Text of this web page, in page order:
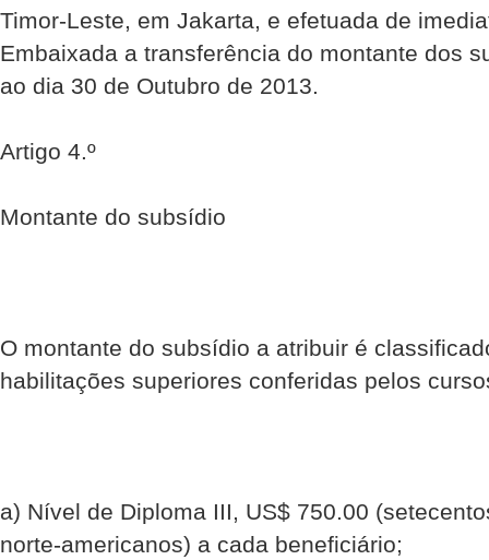
Timor-Leste, em Jakarta, e efetuada de
Embaixada a transferência do montante dos
ao dia 30 de Outubro de 2013.
Artigo 4.º
Montante do subsídio
O montante do subsídio a atribuir é
habilitações superiores conferidas pelos
a) Nível de Diploma III, US$ 750.00
norte-americanos) a cada beneficiário;